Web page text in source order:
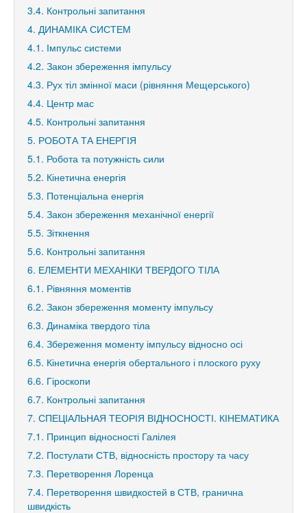
3.4. Контрольні запитання
4. ДИНАМІКА СИСТЕМ
4.1. Імпульс системи
4.2. Закон збереження імпульсу
4.3. Рух тіл змінної маси (рівняння Мещерського)
4.4. Центр мас
4.5. Контрольні запитання
5. РОБОТА ТА ЕНЕРГІЯ
5.1. Робота та потужність сили
5.2. Кінетична енергія
5.3. Потенціальна енергія
5.4. Закон збереження механічної енергії
5.5. Зіткнення
5.6. Контрольні запитання
6. ЕЛЕМЕНТИ МЕХАНІКИ ТВЕРДОГО ТІЛА
6.1. Рівняння моментів
6.2. Закон збереження моменту імпульсу
6.3. Динаміка твердого тіла
6.4. Збереження моменту імпульсу відносно осі
6.5. Кінетична енергія обертального і плоского руху
6.6. Гіроскопи
6.7. Контрольні запитання
7. СПЕЦІАЛЬНАЯ ТЕОРІЯ ВІДНОСНОСТІ. КІНЕМАТИКА
7.1. Принцип відносності Галілея
7.2. Постулати СТВ, відносність простору та часу
7.3. Перетворення Лоренца
7.4. Перетворення швидкостей в СТВ, гранична
швидкість